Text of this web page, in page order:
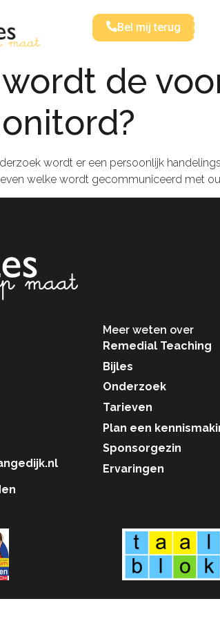
Bel mij terug
de
wordt er een persoonlijk
welke wordt gecommuniceerd met
Meer weten over
Remedial Teaching
Bijles
Onderzoek
Tarieven
Plan een
Sponsorgezin
Ervaringen